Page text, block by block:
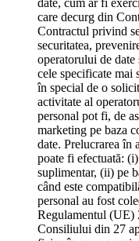
date, cum ar fi
care decurg din
Contractul privind
securitatea,
operatorului de date
cele specificate mai
în special de o
activitate al
personal pot fi, de
marketing pe baza
date. Prelucrarea în
poate fi efectuată:
suplimentar, (ii) pe
când este
personal au fost
Regulamentul (UE)
Consiliului din 27